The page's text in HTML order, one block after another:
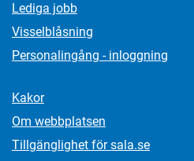
Lediga jobb
Visselblåsning
Personalingång - inloggning
Kakor
Om webbplatsen
Tillgänglighet för sala.se